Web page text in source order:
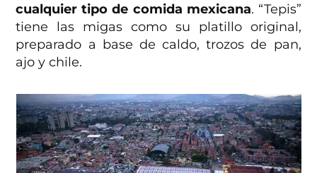
cualquier tipo de comida mexicana. “Tepis”
tiene las migas como su platillo original,
preparado a base de caldo, trozos de pan,
ajo y chile.